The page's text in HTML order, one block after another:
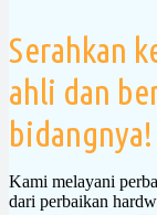
Serahkan
ahli dan
bidangnya!
Kami melayani
dari perbaikan